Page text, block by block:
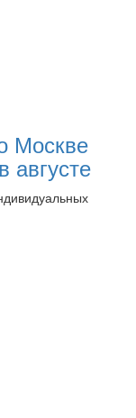
Москве
августе